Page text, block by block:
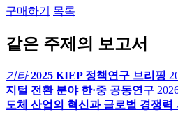
구매하기 목록
같은 주제의 보고서
기타 2025 KIEP 정책연구 브리핑
지털 전환 분야 한·중 공동연구
도체 산업의 혁신과 글로벌 경쟁력